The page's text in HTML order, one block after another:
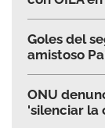
Goles del
amistoso
ONU
'silenciar la